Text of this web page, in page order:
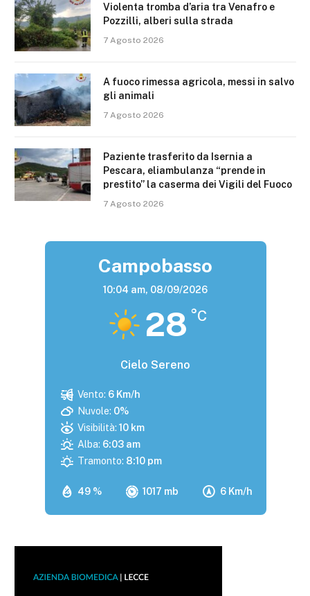
Violenta tromba d’aria tra Venafro e
Pozzilli, alberi sulla strada
7 Agosto 2026
A fuoco rimessa agricola, messi in salvo
gli animali
7 Agosto 2026
Paziente trasferito da Isernia a
Pescara, eliambulanza “prende in
prestito” la caserma dei Vigili del Fuoco
7 Agosto 2026
Campobasso
10:04 am, 08/09/2026
28 °C
Cielo Sereno
49 % 1017 mb 6 Km/h
Vento: 6 Km/h
Nuvole: 0%
Visibilità: 10 km
Alba: 6:03 am
Tramonto: 8:10 pm